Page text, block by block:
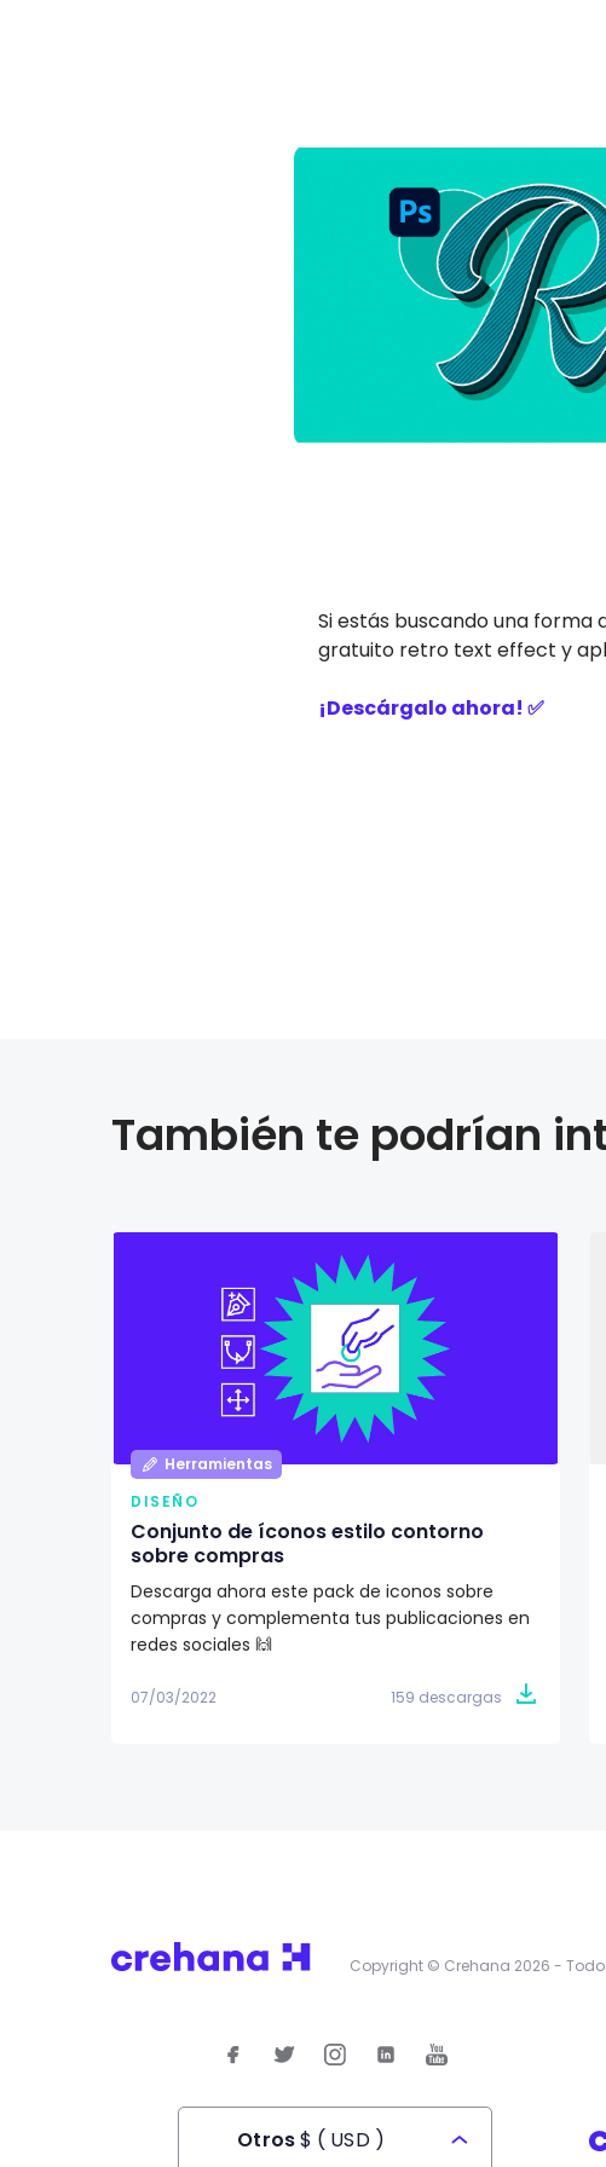
Si estás buscando una
gratuito retro text effect y
¡Descárgalo ahora! ✅
También te podrían
Herramientas
DISEÑO
Conjunto de íconos estilo contorno
sobre compras
Descarga ahora este pack de iconos sobre
compras y complementa tus publicaciones en
redes sociales 🙌
07/03/2022 159 descargas
Copyright © Crehana 2026 -
Otros$ ( USD)